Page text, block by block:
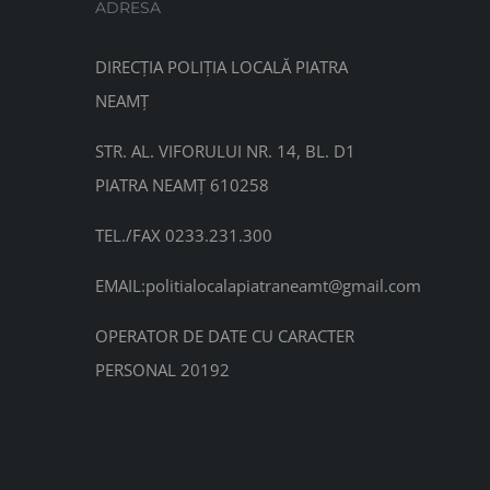
ADRESA
DIRECȚIA POLIȚIA LOCALĂ PIATRA
NEAMȚ
STR. AL. VIFORULUI NR. 14, BL. D1
PIATRA NEAMȚ 610258
TEL./FAX 0233.231.300
EMAIL:politialocalapiatraneamt@gmail.com
OPERATOR DE DATE CU CARACTER
PERSONAL 20192